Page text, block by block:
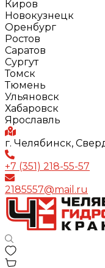
Киров
Новокузнецк
Оренбург
Ростов
Саратов
Сургут
Томск
Тюмень
Ульяновск
Хабаровск
Ярославль
г. Челябинск,
+7 (351) 218-55-57
2185557@mail.ru